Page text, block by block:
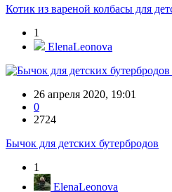
Котик из вареной колбасы для
1
ElenaLeonova
26 апреля 2020, 19:01
0
2724
Бычок для детских бутербродов
1
ElenaLeonova